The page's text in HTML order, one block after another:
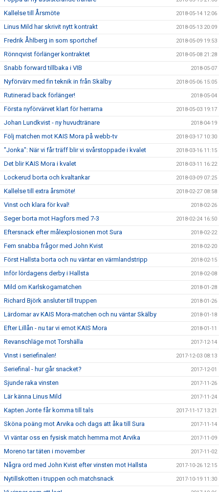
Kallelse till Årsmöte 2018-05-14 12:06
Linus Mild har skrivit nytt kontrakt 2018-05-13 20:09
Fredrik Åhlberg in som sportchef 2018-05-09 19:53
Rönnqvist förlänger kontraktet 2018-05-08 21:28
Snabb forward tillbaka i VIB 2018-05-07
Nyförvärv med fin teknik in från Skälby 2018-05-06 15:05
Rutinerad back förlänger! 2018-05-04
Första nyförvärvet klart för herrarna 2018-05-03 19:17
Johan Lundkvist - ny huvudtränare 2018-04-19
Följ matchen mot KAIS Mora på webb-tv 2018-03-17 10:30
"Jonka": När vi får träff blir vi svårstoppade i kvalet 2018-03-16 11:15
Det blir KAIS Mora i kvalet 2018-03-11 16:22
Lockerud borta och kvaltankar 2018-03-09 07:25
Kallelse till extra årsmöte! 2018-02-27 08:58
Vinst och klara för kval! 2018-02-26
Seger borta mot Hagfors med 7-3 2018-02-24 16:50
Eftersnack efter målexplosionen mot Sura 2018-02-22
Fem snabba frågor med John Kvist 2018-02-20
Först Hallsta borta och nu väntar en värmlandstripp 2018-02-15
Inför lördagens derby i Hallsta 2018-02-08
Mild om Karlskogamatchen 2018-01-28
Richard Björk ansluter till truppen 2018-01-26
Lärdomar av KAIS Mora-matchen och nu väntar Skälby 2018-01-18
Efter Lillån - nu tar vi emot KAIS Mora 2018-01-11
Revanschläge mot Torshälla 2017-12-14
Vinst i seriefinalen! 2017-12-03 08:13
Seriefinal - hur går snacket? 2017-12-01
Sjunde raka vinsten 2017-11-26
Lär känna Linus Mild 2017-11-24
Kapten Jonte får komma till tals 2017-11-17 13:21
Sköna poäng mot Arvika och dags att åka till Sura 2017-11-14
Vi väntar oss en fysisk match hemma mot Arvika 2017-11-09
Moreno tar täten i movember 2017-11-02
Några ord med John Kvist efter vinsten mot Hallsta 2017-10-26 12:15
Nytillskotten i truppen och matchsnack 2017-10-19 11:30